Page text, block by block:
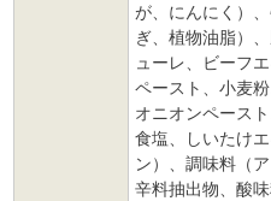
が、にんにく）
ぎ、植物油脂）
ューレ、ビーフ
ペースト、小麦
オニオンペース
食塩、しいたけ
ン）、調味料（
辛料抽出物、酸